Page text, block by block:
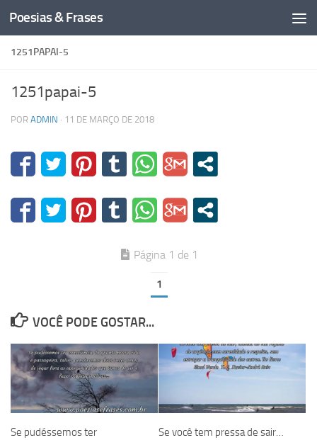
Skip to content
Poesias & Frases
1251PAPAI-5
1251papai-5
POR ADMIN · 11 DE MARÇO DE 2018
Página 1 de 1
1
VOCÊ PODE GOSTAR...
Se pudéssemos ter
Se você tem pressa de sair…